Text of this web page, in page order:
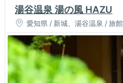
湯谷温泉 湯の風 HAZU
愛知県 / 新城、湯谷温泉 / 旅館